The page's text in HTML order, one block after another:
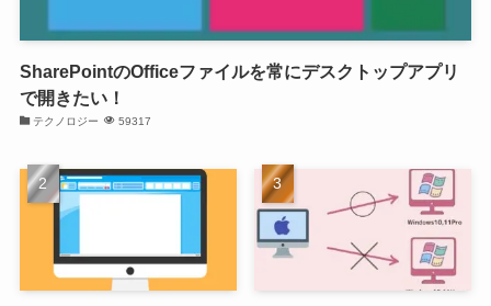
SharePointのOfficeファイルを常にデスクトップアプリ
で開きたい！
テクノロジー 59317